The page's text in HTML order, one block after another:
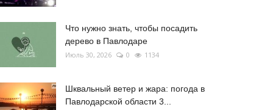
Что нужно знать, чтобы посадить
дерево в Павлодаре
Июль 30, 2026 0 1134
Шквальный ветер и жара: погода в
Павлодарской области 3...